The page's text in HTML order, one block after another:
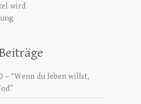
wird
– “Wenn du leben willst,